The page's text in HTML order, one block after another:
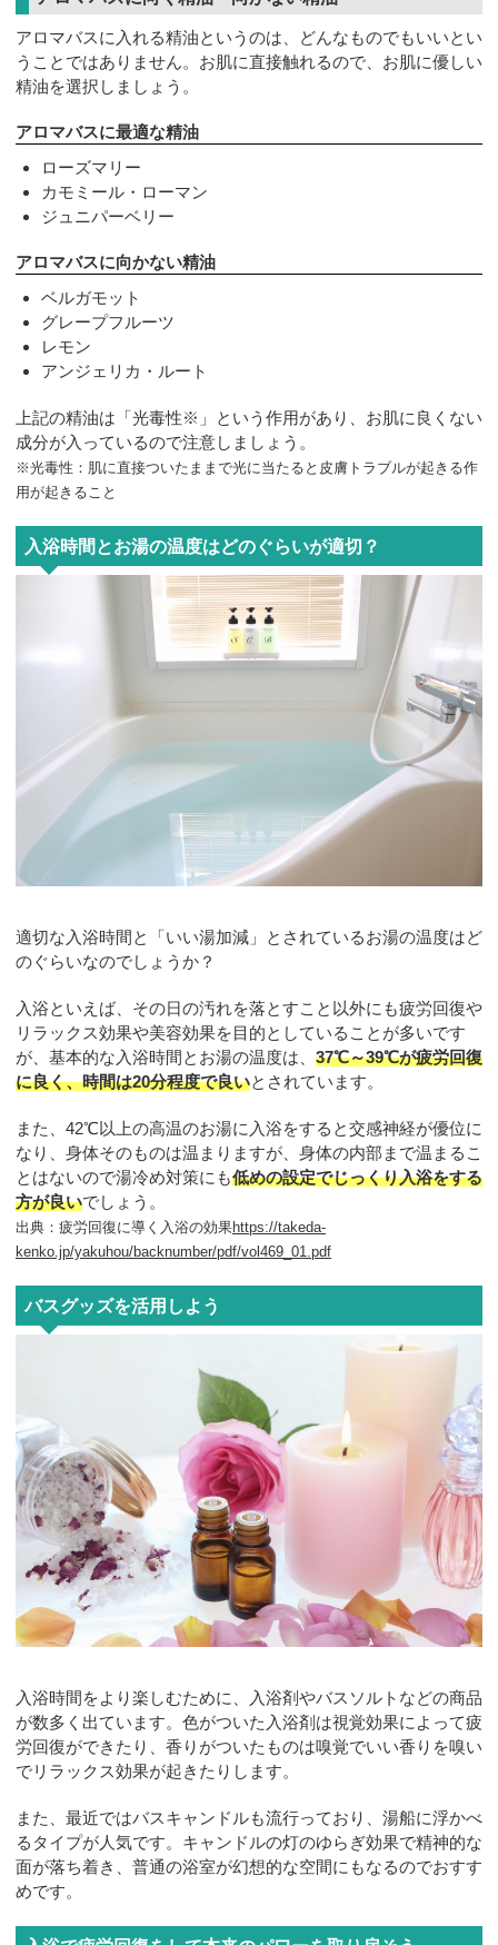
アロマバスに入れる精油というのは、どんなものでもいいとい
うことではありません。お肌に直接触れるので、お肌に優しい
精油を選択しましょう。
アロマバスに最適な精油
ローズマリー
カモミール・ローマン
ジュニパーベリー
アロマバスに向かない精油
ベルガモット
グレープフルーツ
レモン
アンジェリカ・ルート
上記の精油は「光毒性※」という作用があり、お肌に良くない
成分が入っているので注意しましょう。
※光毒性：肌に直接ついたままで光に当たると皮膚トラブルが起きる作
用が起きること
入浴時間とお湯の温度はどのぐらいが適切？
適切な入浴時間と「いい湯加減」とされているお湯の温度はど
のぐらいなのでしょうか？
入浴といえば、その日の汚れを落とすこと以外にも疲労回復や
リラックス効果や美容効果を目的としていることが多いです
が、基本的な入浴時間とお湯の温度は、 37℃～39℃が疲労回復
に良く、時間は20分程度で良いとされています。
また、42℃以上の高温のお湯に入浴をすると交感神経が優位に
なり、身体そのものは温まりますが、身体の内部まで温まるこ
とはないので湯冷め対策にも低めの設定でじっくり入浴をする
方が良いでしょう。
出典：疲労回復に導く入浴の効果https://takeda-
kenko.jp/yakuhou/backnumber/pdf/vol469_01.pdf
バスグッズを活用しよう
入浴時間をより楽しむために、入浴剤やバスソルトなどの商品
が数多く出ています。色がついた入浴剤は視覚効果によって疲
労回復ができたり、香りがついたものは嗅覚でいい香りを嗅い
でリラックス効果が起きたりします。
また、最近ではバスキャンドルも流行っており、湯船に浮かべ
るタイプが人気です。キャンドルの灯のゆらぎ効果で精神的な
面が落ち着き、普通の浴室が幻想的な空間にもなるのでおすす
めです。